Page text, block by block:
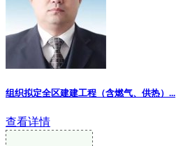
组织拟定全区建建工程（含燃气、供热）...
查看详情